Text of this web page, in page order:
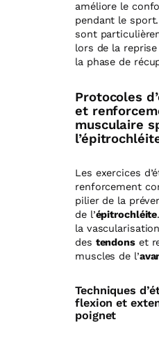
améliore le
pendant le
sont
lors de la
la phase de
Protocoles
et
musculaire
Les exercices
renforcement
pilier de la
de l’épitrochléite
la
des tendonset
muscles de l’
Techniques
flexion et
poignet